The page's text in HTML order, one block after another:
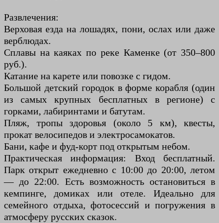
Развлечения:
Верховая езда на лошадях, пони, ослах или даже
верблюдах.
Сплавы на каяках по реке Каменке (от 350–800
руб.).
Катание на карете или повозке с гидом.
Большой детский городок в форме корабля (один
из самых крупных бесплатных в регионе) с
горками, лабиринтами и батутам.
Пляж, тропы здоровья (около 5 км), квесты,
прокат велосипедов и электросамокатов.
Бани, кафе и фуд-корт под открытым небом.
Практическая информация: Вход бесплатный.
Парк открыт ежедневно с 10:00 до 20:00, летом
— до 22:00. Есть возможность остановиться в
кемпинге, домиках или отеле. Идеально для
семейного отдыха, фотосессий и погружения в
атмосферу русских сказок.